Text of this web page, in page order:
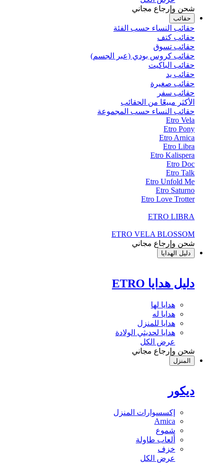
شحن وإرجاع مجاني
حقائب
حقائب النساء حسب الفئة
حقائب كتف
حقائب تسوق
حقائب كروس بودي (عبر الجسم)
حقائب الباكيت
حقائب يد
حقائب صغيرة
حقائب سفر
الأكثر مبيعًا من الحقائب
حقائب النساء حسب المجموعة
Etro Vela
Etro Pony
Etro Arnica
Etro Libra
Etro Kalispera
Etro Doc
Etro Talk
Etro Unfold Me
Etro Saturno
Etro Love Trotter
ETRO LIBRA
ETRO VELA BLOSSOM
شحن وإرجاع مجاني
دليل الهدايا
دليل هدايا ETRO
هدايا لها
هدايا له
هدايا للمنزل
هدايا لحديثي الولادة
عرض الكل
شحن وإرجاع مجاني
المنزل
ديكور
إكسسوارات المنزل
Arnica
شموع
ألعاب طاولة
خزف
عرض الكل